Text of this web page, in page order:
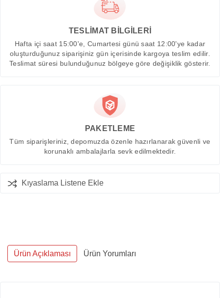
TESLİMAT BİLGİLERİ
Hafta içi saat 15:00'e, Cumartesi günü saat 12:00'ye kadar
oluşturduğunuz siparişiniz gün içerisinde kargoya teslim edilir.
Teslimat süresi bulunduğunuz bölgeye göre değişiklik gösterir.
PAKETLEME
Tüm siparişleriniz, depomuzda özenle hazırlanarak güvenli ve
korunaklı ambalajlarla sevk edilmektedir.
Kıyaslama Listene Ekle
Ürün Açıklaması Ürün Yorumları